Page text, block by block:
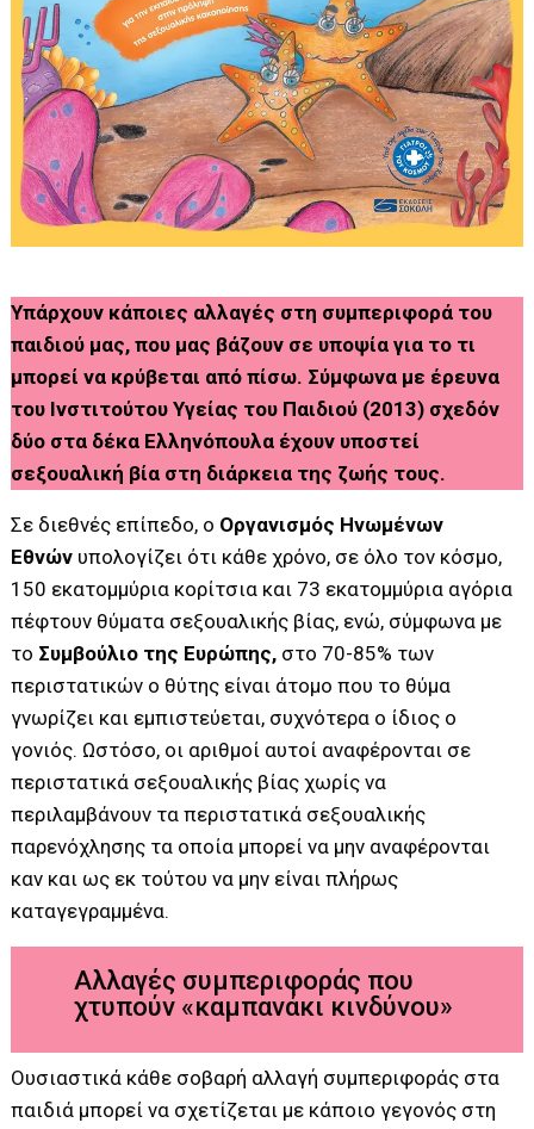
Υπάρχουν κάποιες αλλαγές στη συμπεριφορά του
παιδιού μας, που μας βάζουν σε υποψία για το τι
μπορεί να κρύβεται από πίσω. Σύμφωνα με έρευνα
του Ινστιτούτου Υγείας του Παιδιού (2013) σχεδόν
δύο στα δέκα Ελληνόπουλα έχουν υποστεί
σεξουαλική βία στη διάρκεια της ζωής τους.
Σε διεθνές επίπεδο, ο Οργανισμός Ηνωμένων
Εθνών υπολογίζει ότι κάθε χρόνο, σε όλο τον κόσμο,
150 εκατομμύρια κορίτσια και 73 εκατομμύρια αγόρια
πέφτουν θύματα σεξουαλικής βίας, ενώ, σύμφωνα με
το Συμβούλιο της Ευρώπης, στο 70-85% των
περιστατικών ο θύτης είναι άτομο που το θύμα
γνωρίζει και εμπιστεύεται, συχνότερα ο ίδιος ο
γονιός. Ωστόσο, οι αριθμοί αυτοί αναφέρονται σε
περιστατικά σεξουαλικής βίας χωρίς να
περιλαμβάνουν τα περιστατικά σεξουαλικής
παρενόχλησης τα οποία μπορεί να μην αναφέρονται
καν και ως εκ τούτου να μην είναι πλήρως
καταγεγραμμένα.
Αλλαγές συμπεριφοράς που
χτυπούν «καμπανάκι κινδύνου»
Ουσιαστικά κάθε σοβαρή αλλαγή συμπεριφοράς στα
παιδιά μπορεί να σχετίζεται με κάποιο γεγονός στη